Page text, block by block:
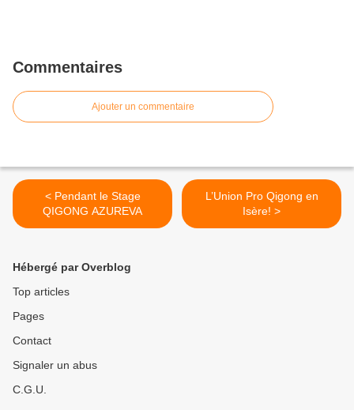
Commentaires
Ajouter un commentaire
< Pendant le Stage
QIGONG AZUREVA
L’Union Pro Qigong en
Isère! >
Hébergé par Overblog
Top articles
Pages
Contact
Signaler un abus
C.G.U.